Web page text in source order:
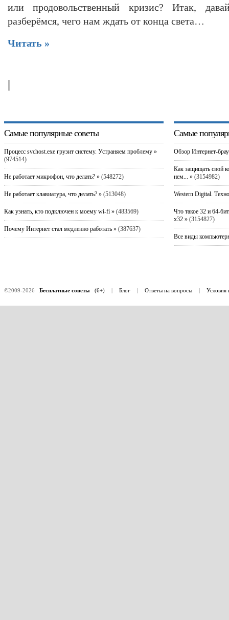
или продовольственный кризис? Итак,
разберёмся, чего нам ждать от конца света…
Читать »
|
Самые популярные советы
Процесс svchost.exe грузит систему. Устраняем проблему »
(974514)
Не работает микрофон, что делать? »(548272)
Не работает клавиатура, что делать? »(513048)
Как узнать, кто подключен к моему wi-fi »(483569)
Почему Интернет стал медленно работать »(387637)
Самые
Обзор Интернет-
Как защищать свой
нем... »(3154982)
Western Digital.
Что такое 32 и 64-
x32 »(3154827)
Все виды
©2009-2026 Бесплатные советы(6+) Блог Ответы на вопросы Условия